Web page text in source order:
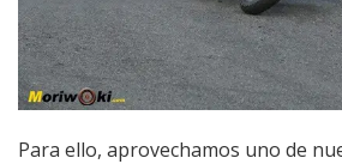
Para ello, aprovechamos uno de